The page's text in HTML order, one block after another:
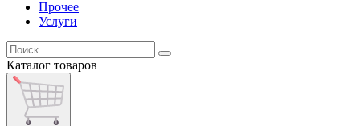
Прочее
Услуги
Каталог товаров